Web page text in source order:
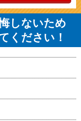
しないため
ください！